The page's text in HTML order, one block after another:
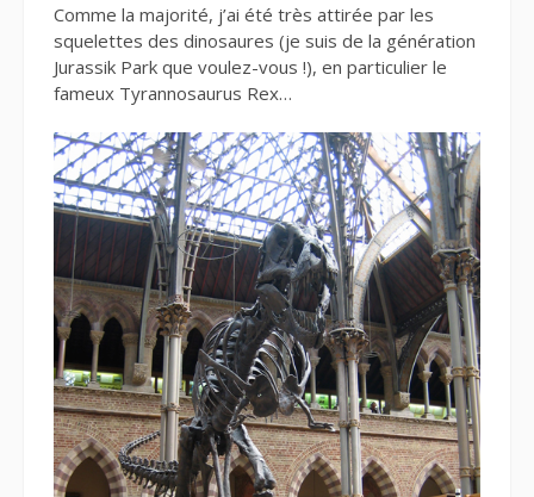
Comme la majorité, j’ai été très attirée par les
squelettes des dinosaures (je suis de la génération
Jurassik Park que voulez-vous !), en particulier le
fameux Tyrannosaurus Rex…